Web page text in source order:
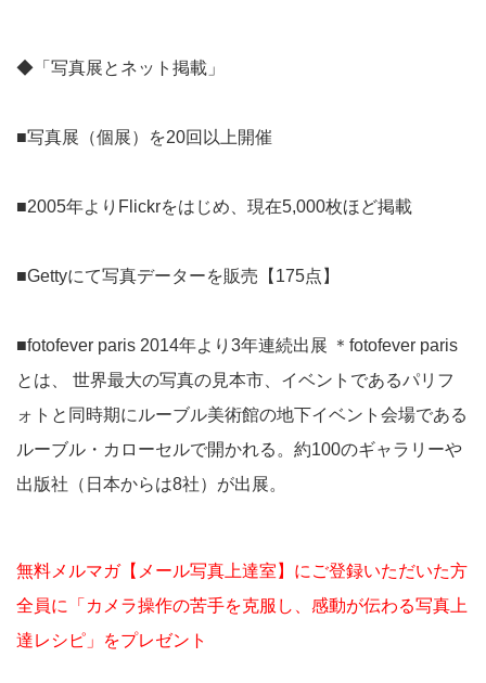
◆「写真展とネット掲載」
■写真展（個展）を20回以上開催
■2005年よりFlickrをはじめ、現在5,000枚ほど掲載
■Gettyにて写真データーを販売【175点】
■fotofever paris 2014年より3年連続出展 ＊fotofever paris
とは、 世界最大の写真の見本市、イベントであるパリフ
ォトと同時期にルーブル美術館の地下イベント会場である
ルーブル・カローセルで開かれる。約100のギャラリーや
出版社（日本からは8社）が出展。
無料メルマガ【メール写真上達室】にご登録いただいた方
全員に「カメラ操作の苦手を克服し、感動が伝わる写真上
達レシピ」をプレゼント